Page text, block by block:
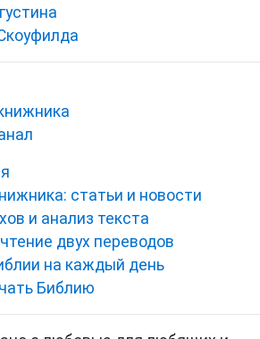
статьи и новости
и анализ текста
двух переводов
на каждый день
Библию